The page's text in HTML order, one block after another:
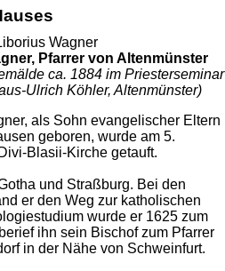
Pfarrer von Altenmünster
ca. 1884 im Priesterseminar
Ulrich Köhler, Altenmünster)
als Sohn evangelischer Eltern
geboren, wurde am 5.
Blasii-Kirche getauft.
und Straßburg. Bei den
er den Weg zur katholischen
wurde er 1625 zum
ihn sein Bischof zum Pfarrer
in der Nähe von Schweinfurt.